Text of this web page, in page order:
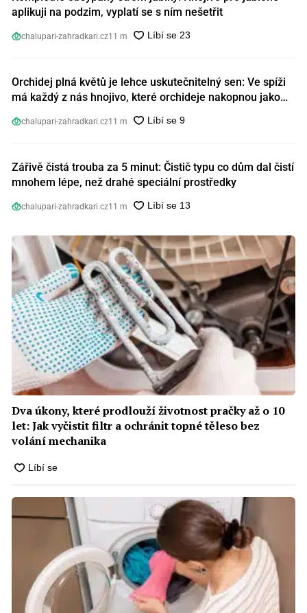
aplikuji na podzim, vyplatí se s ním nešetřit
chalupari-zahradkari.cz11 m
Orchidej plná květů je lehce uskutečnitelný sen: Ve spíži
má každý z nás hnojivo, které orchideje nakopnou jako
chalupari-zahradkari.cz11 m
Zářivě čistá trouba za 5 minut: Čistič typu co dům dal čistí
mnohem lépe, než drahé speciální prostředky
chalupari-zahradkari.cz11 m
Dva úkony, které prodlouží životnost pračky až o 10
let: Jak vyčistit filtr a ochránit topné těleso bez
volání mechanika